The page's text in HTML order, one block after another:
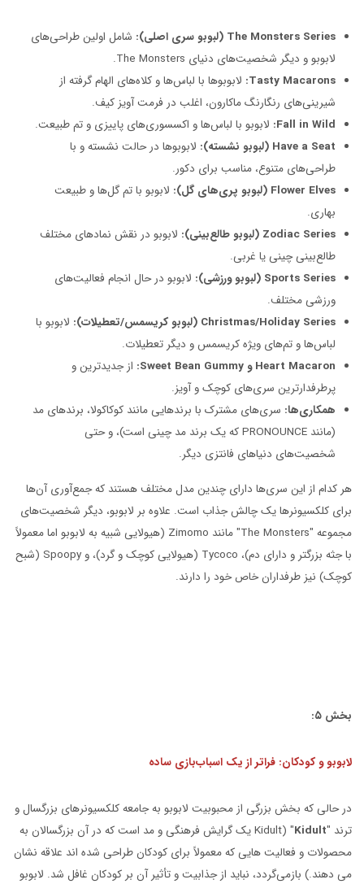
The Monsters Series (لبوبو سری اصلی):
شامل اولین طراحی‌های
لابوبو و دیگر شخصیت‌های دنیای The Monsters.
Tasty Macarons: لابوبوها با لباس‌ها و کلاه‌های الهام گرفته از
شیرینی‌های رنگارنگ ماکارون، اغلب در فرمت آویز کیف.
Fall in Wild: لابوبو با لباس‌ها و اکسسوری‌های پاییزی و تم طبیعت.
Have a Seat (لبوبو نشسته):
لابوبوها در حالت نشسته و با
طراحی‌های متنوع، مناسب برای دکور.
Flower Elves (لبوبو پری‌های گل):
لابوبو با تم گل‌ها و طبیعت
بهاری.
Zodiac Series (لبوبو طالع‌بینی):
لابوبو در نقش نمادهای مختلف
طالع‌بینی چینی یا غربی.
Sports Series (لبوبو ورزشی):
لابوبو در حال انجام فعالیت‌های
ورزشی مختلف.
Christmas/Holiday Series (لبوبو کریسمس/تعطیلات):
لابوبو با
لباس‌ها و تم‌های ویژه کریسمس و دیگر تعطیلات.
Heart Macaron و Sweet Bean Gummy:
از جدیدترین و
پرطرفدارترین سری‌های کوچک و آویز.
همکاری‌ها: سری‌های مشترک با برندهایی مانند کوکاکولا، برندهای مد
(مانند PRONOUNCE که یک برند مد چینی است)، و حتی
شخصیت‌های دنیاهای فانتزی دیگر.
هر کدام از این سری‌ها دارای چندین مدل مختلف هستند که جمع‌آوری آن‌ها
برای کلکسیونرها یک چالش جذاب است. علاوه بر لابوبو، دیگر شخصیت‌های
مجموعه "The Monsters" مانند Zimomo (هیولایی شبیه به لابوبو اما معمولاً
با جثه بزرگتر و دارای دم)، Tycoco (هیولایی کوچک و گرد)، و Spoopy (شبح
کوچک) نیز طرفداران خاص خود را دارند.
بخش ۵:
لابوبو و کودکان: فراتر از یک اسباب‌بازی ساده
در حالی که بخش بزرگی از محبوبیت لابوبو به جامعه کلکسیونرهای بزرگسال و
ترند "Kidult
" (Kidult یک گرایش فرهنگی و مد است که در آن بزرگسالان به
محصولات و فعالیت هایی که معمولاً برای کودکان طراحی شده اند علاقه نشان
می دهند.) بازمی‌گردد، نباید از جذابیت و تأثیر آن بر کودکان غافل شد. لابوبو